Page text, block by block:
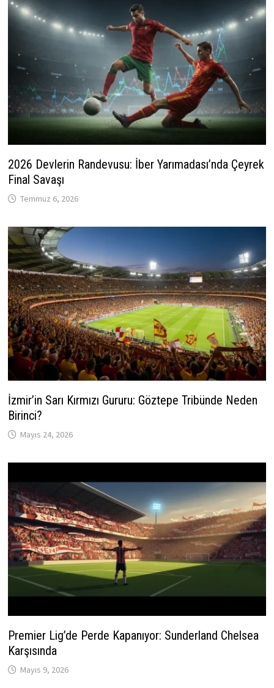
2026 Devlerin Randevusu: İber Yarımadası’nda Çeyrek
Final Savaşı
Temmuz 6, 2026
İzmir’in Sarı Kırmızı Gururu: Göztepe Tribünde Neden
Birinci?
Mayıs 24, 2026
Premier Lig’de Perde Kapanıyor: Sunderland Chelsea
Karşısında
Mayıs 9, 2026